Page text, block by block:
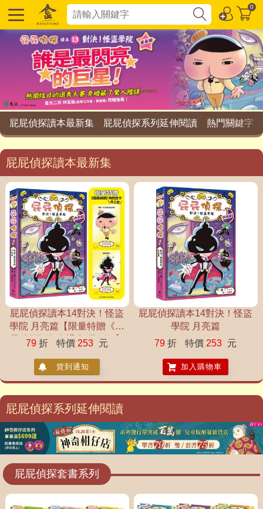
0
屁屁偵探讀本最新集 屁屁偵探系列延伸閱讀 熱門關鍵字
屁屁偵探讀本最新集
屁屁偵探讀本14對決！怪盜
學院 月亮篇【限量特贈《屁
屁偵探》角色透卡(共2款)】
79 折 特價 253 元
貨到通知
屁屁偵探讀本14對決！怪盜
學院 月亮篇
79 折 特價 253 元
加入購物車
屁屁偵探系列延伸閱讀
屁屁偵探套書系列